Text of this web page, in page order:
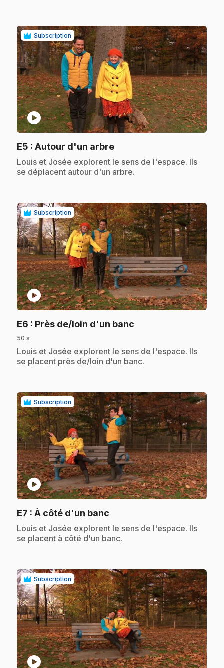
Subscription
play_circle
E5 : Autour d'un arbre.
.Louis et Josée explorent le sens de l'espace. Ils
se déplacent autour d'un arbre.
Subscription
play_circle
E6 : Près de/loin d'un banc
50 s
.Louis et Josée explorent le sens de l'espace. Ils
se placent près de/loin d'un banc.
Subscription
play_circle
E7 : À côté d'un banc
.Louis et Josée explorent le sens de l'espace. Ils
se placent à côté d'un banc.
Subscription
play_circle